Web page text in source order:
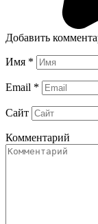
Добавить
Имя *
Email *
Сайт
Комментарий